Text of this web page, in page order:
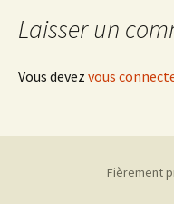
Laisser un
Vous devez vous
Fièrement